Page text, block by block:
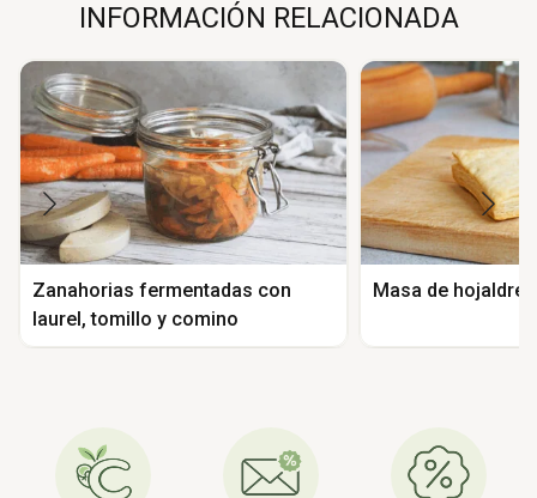
INFORMACIÓN RELACIONADA
Zanahorias fermentadas con
laurel, tomillo y comino
Masa de hojaldre